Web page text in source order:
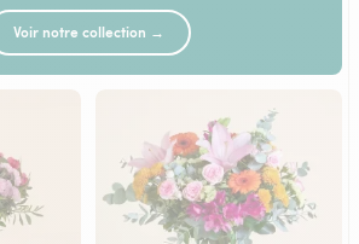
Voir notre collection →